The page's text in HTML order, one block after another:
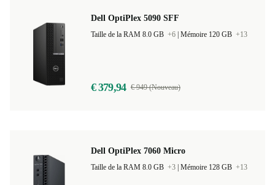
Dell OptiPlex 5090 SFF
Taille de la RAM 8.0 GB +6 Mémoire 120 GB +13
€ 379,94 € 949 (Nouveau)
Dell OptiPlex 7060 Micro
Taille de la RAM 8.0 GB +3 Mémoire 128 GB +13